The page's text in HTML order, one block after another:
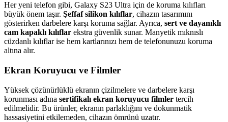
Her yeni telefon gibi, Galaxy S23 Ultra için de koruma kılıfları
büyük önem taşır. Şeffaf silikon kılıflar, cihazın tasarımını
gösterirken darbelere karşı koruma sağlar. Ayrıca, sert ve dayanıklı
cam kapaklı kılıflar ekstra güvenlik sunar. Manyetik mıknıslı
cüzdanlı kılıflar ise hem kartlarınızı hem de telefonunuzu koruma
altına alır.
Ekran Koruyucu ve Filmler
Yüksek çözünürlüklü ekranın çizilmelere ve darbelere karşı
korunması adına sertifikalı ekran koruyucu filmler tercih
edilmelidir. Bu ürünler, ekranın parlaklığını ve dokunmatik
hassasiyetini etkilemeden, cihazın ömrünü uzatır.